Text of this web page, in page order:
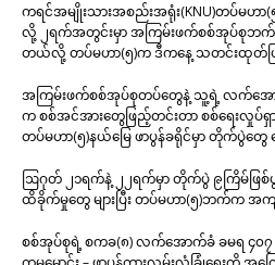
ကရင်အမျိုးသားအစည်းအရုံး(KNU)တပ်မဟ
လို့ ၂ရက်အတွင်းမှာ အကြမ်းဖက်စစ်အုပ်စုဘက်က
တယ်လို့ တပ်မဟာ(၅)က ဒီကနေ့ သတင်းထုတ်ပ
အကြမ်းဖက်စစ်အုပ်စုတပ်တွေနဲ့ သူ့ရဲ့ လက်အောက်
က စစ်အင်အားတွေဖြည့်တင်းတာ စစ်ရေးလှုပ်ရှ
တပ်မဟာ(၅)နယ်မြေ ဖာပွန်ခရိုင်မှာ တိုက်ပွဲတွေ
ဩဂုတ် ၂၁ရက်နဲ့ ၂၂ရက်မှာ တိုက်ပွဲ ၉ကြိမ်ဖြ
ထိခိုက်မှုတွေ များပြီး တပ်မဟာ(၅)ဘက်က
စစ်အုပ်စုရဲ့ စကခ(၈) လက်အောက်ခံ ခမရ ၄၀၇